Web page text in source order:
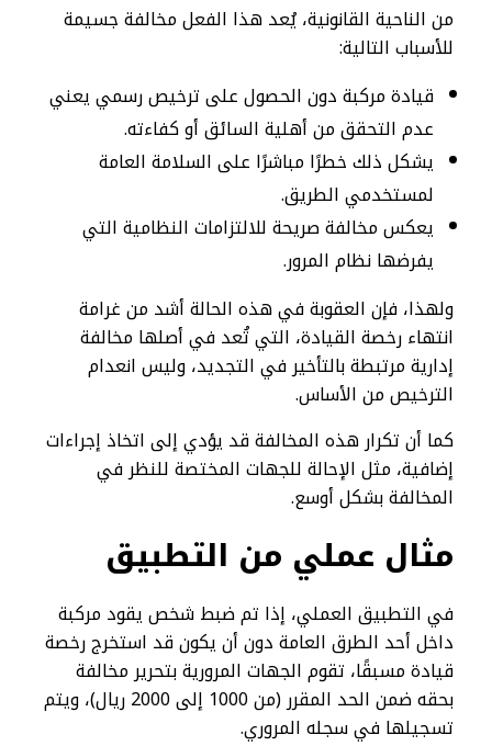
من الناحية القانونية، يُعد هذا الفعل مخالفة جسيمة
للأسباب التالية:
قيادة مركبة دون الحصول على ترخيص رسمي يعني
عدم التحقق من أهلية السائق أو كفاءته.
يشكل ذلك خطرًا مباشرًا على السلامة العامة
لمستخدمي الطريق.
يعكس مخالفة صريحة للالتزامات النظامية التي
يفرضها نظام المرور.
ولهذا، فإن العقوبة في هذه الحالة أشد من غرامة
انتهاء رخصة القيادة، التي تُعد في أصلها مخالفة
إدارية مرتبطة بالتأخير في التجديد، وليس انعدام
الترخيص من الأساس.
كما أن تكرار هذه المخالفة قد يؤدي إلى اتخاذ إجراءات
إضافية، مثل الإحالة للجهات المختصة للنظر في
المخالفة بشكل أوسع.
مثال عملي من التطبيق
في التطبيق العملي، إذا تم ضبط شخص يقود مركبة
داخل أحد الطرق العامة دون أن يكون قد استخرج رخصة
قيادة مسبقًا، تقوم الجهات المرورية بتحرير مخالفة
بحقه ضمن الحد المقرر (من 1000 إلى 2000 ريال)، ويتم
تسجيلها في سجله المروري.